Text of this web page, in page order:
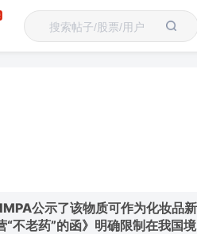
公示了该物质可作为化妆品
不老药”的函》明确限制在我国